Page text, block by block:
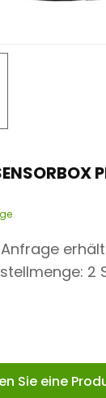
2
Sie eine